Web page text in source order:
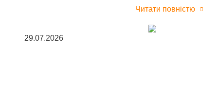
Читати повністю
29.07.2026